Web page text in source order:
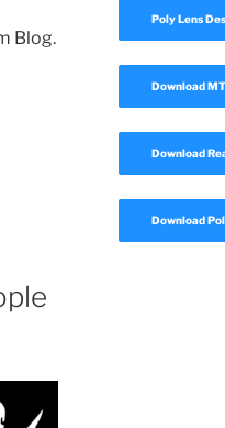
Blog.
Poly Lens
Download
Download
Download